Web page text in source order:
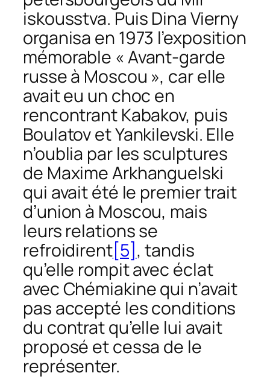
iskousstva. Puis Dina Vierny
organisa en 1973 l’exposition
mémorable « Avant-garde
russe à Moscou », car elle
avait eu un choc en
rencontrant Kabakov, puis
Boulatov et Yankilevski. Elle
n’oublia par les sculptures
de Maxime Arkhanguelski
qui avait été le premier trait
d’union à Moscou, mais
leurs relations se
refroidirent[5], tandis
qu’elle rompit avec éclat
avec Chémiakine qui n’avait
pas accepté les conditions
du contrat qu’elle lui avait
proposé et cessa de le
représenter.